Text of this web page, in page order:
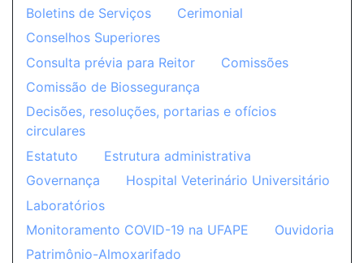
Boletins de Serviços
Cerimonial
Conselhos Superiores
Consulta prévia para Reitor
Comissões
Comissão de Biossegurança
Decisões, resoluções, portarias e ofícios
circulares
Estatuto
Estrutura administrativa
Governança
Hospital Veterinário Universitário
Laboratórios
Monitoramento COVID-19 na UFAPE
Ouvidoria
Patrimônio-Almoxarifado